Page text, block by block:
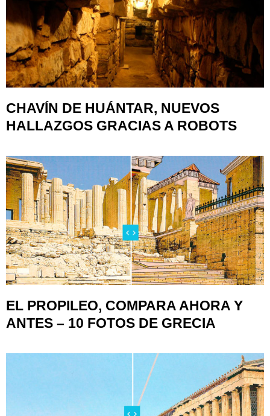
CHAVÍN DE HUÁNTAR, NUEVOS
HALLAZGOS GRACIAS A ROBOTS
EL PROPILEO, COMPARA AHORA Y
ANTES – 10 FOTOS DE GRECIA